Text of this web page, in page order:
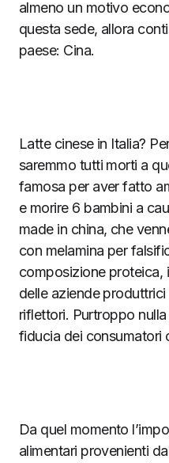
almeno un motivo
questa sede, allora
paese: Cina.
Latte cinese in Italia?
saremmo tutti morti a
famosa per aver fatto
e morire 6 bambini a
made in china, che
con melamina per
composizione proteica,
delle aziende
riflettori. Purtroppo
fiducia dei consumatori
Da quel momento
alimentari provenienti